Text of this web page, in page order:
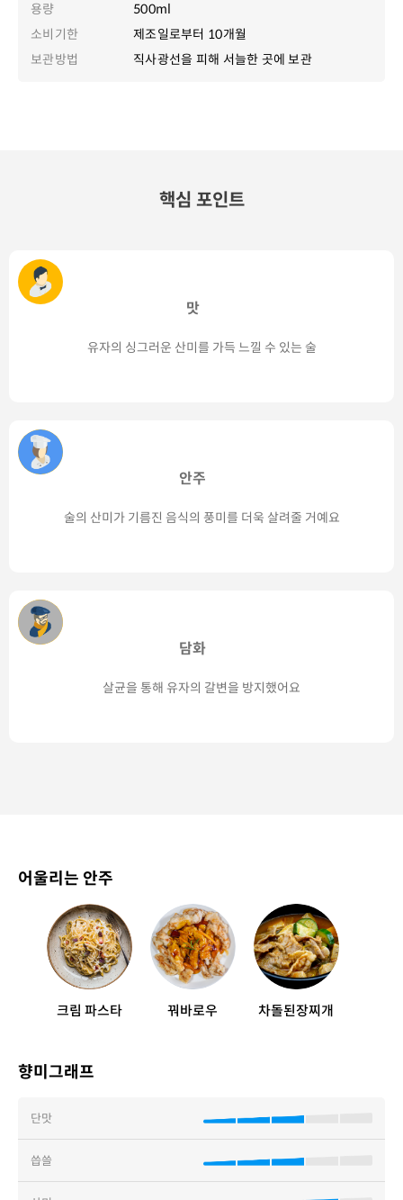
용량
500ml
소비기한
제조일로부터 10개월
보관방법
직사광선을 피해 서늘한 곳에 보관
핵심 포인트
맛
유자의 싱그러운 산미를 가득 느낄 수 있는 술
안주
술의 산미가 기름진 음식의 풍미를 더욱 살려줄 거예요
담화
살균을 통해 유자의 갈변을 방지했어요
어울리는 안주
크림 파스타 꿔바로우 차돌된장찌개
향미그래프
단맛
씁쓸